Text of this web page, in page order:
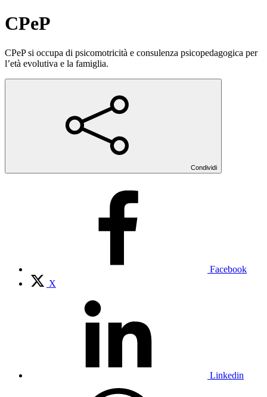
CPeP
CPeP si occupa di psicomotricità e consulenza psicopedagogica per
l’età evolutiva e la famiglia.
Condividi
Facebook
X
Linkedin